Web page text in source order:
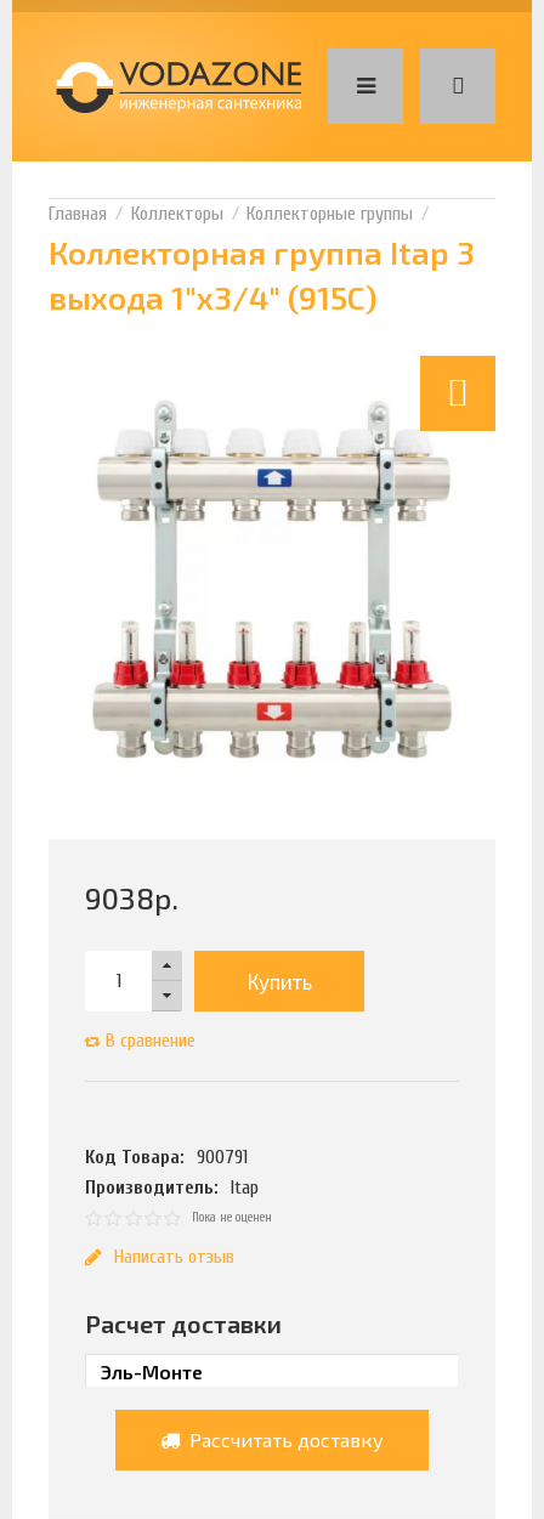
Коллекторы Коллекторные группы
Коллекторная группа Itap 3
выхода 1"х3/4" (915C)
9038р.
Купить
В сравнение
Код Товара:
900791
Производитель:
Itap
Пока не оценен
Написать отзыв
Расчет доставки
Рассчитать доставку